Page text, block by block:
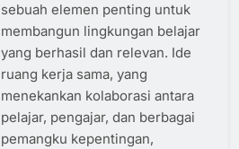
sebuah elemen penting untuk
membangun lingkungan belajar
yang berhasil dan relevan. Ide
ruang kerja sama, yang
menekankan kolaborasi antara
pelajar, pengajar, dan berbagai
pemangku kepentingan,